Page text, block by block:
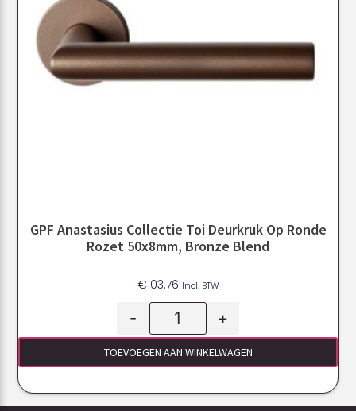
GPF Anastasius Collectie Toi Deurkruk Op Ronde
Rozet 50x8mm, Bronze Blend
€103.76 Incl. BTW
- +
TOEVOEGEN AAN WINKELWAGEN